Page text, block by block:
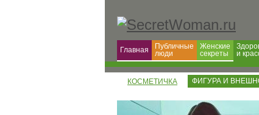
Главная
Публичные
люди
Женские
секреты
и
КОСМЕТИЧКА ФИГУРА И